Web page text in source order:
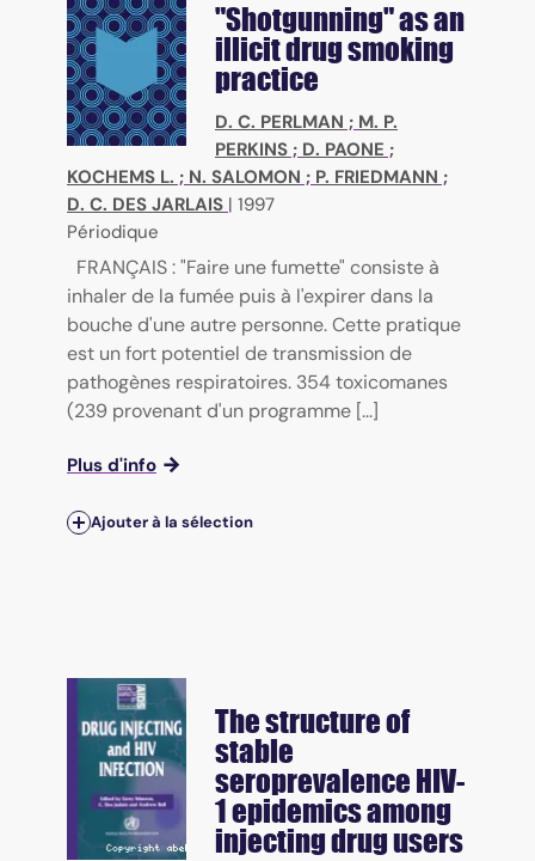
"Shotgunning" as an
illicit drug smoking
practice
D. C. PERLMAN ; M. P.
PERKINS ; D. PAONE ;
KOCHEMS L. ; N. SALOMON ; P. FRIEDMANN ;
D. C. DES JARLAIS | 1997
Périodique
FRANÇAIS : "Faire une fumette" consiste à
inhaler de la fumée puis à l'expirer dans la
bouche d'une autre personne. Cette pratique
est un fort potentiel de transmission de
pathogènes respiratoires. 354 toxicomanes
(239 provenant d'un programme [...]
Plus d'info
Ajouter à la sélection
The structure of
stable
seroprevalence HIV-
1 epidemics among
injecting drug users